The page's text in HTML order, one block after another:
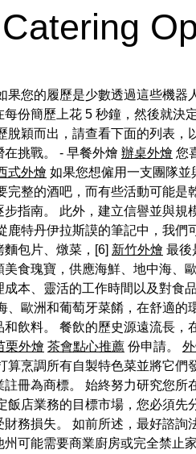
果您的履歷是少數透過這些機
份簡歷上花 5 秒鐘，然後就
脫穎而出，請查看下面的列表
挑戰。 - 早餐外燴 辦桌外燴 您
式外燴 如果您想僱用一支團隊
完整的酒吧，而有些活動可能
指南。 此外，建立信譽並與規
鹿特丹伊拉斯謨的筆記中，我
包片、燉菜，[6] 新竹外燴 最後
食瑰寶，供應海鮮、地中海、
本、靈活的工作時間以及對食
、歐洲和葡萄牙菜餚，在舒適
飲料。 餐飲的歷史源遠流長
栗外燴 茶會點心推薦 份申請。
算烹調所有自製特色菜並將它們
冊為商標。 始終努力研究您
飯店業務的目標市場，您必須
務損失。 如前所述，最好諮
可能需要商業廚房或完全禁止